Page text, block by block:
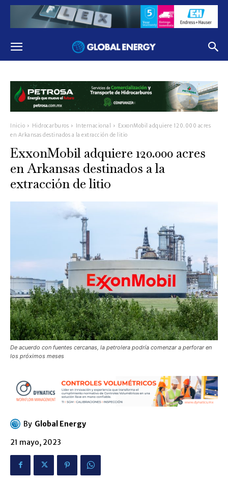
Inicio Hidrocarburos Internacional
ExxonMobil adquiere 120.000 acres
en Arkansas destinados a la extracción de litio
ExxonMobil adquiere 120.000 acres
en Arkansas destinados a la
extracción de litio
De acuerdo con fuentes cercanas, la petrolera podría comenzar a perforar en
los próximos meses
By Global Energy
21 mayo, 2023